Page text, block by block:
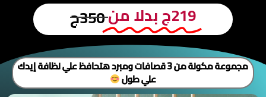
219ج بدلا من 350ج
مجموعة مكونة من 3 قصافات ومبرد هتحافظ علي نظافة إيدك
علي طول